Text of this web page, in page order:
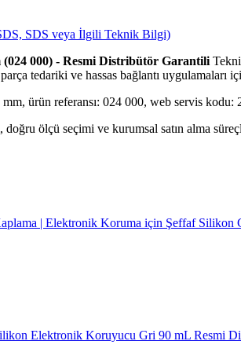
SDS veya İlgili Teknik Bilgi)
(024 000) - Resmi Distribütör Garantili
parça tedariki ve hassas bağlantı uygulamaları
ürün referansı: 024 000, web servis
ölçü seçimi ve kurumsal satın alma
| Elektronik Koruma için Şeffaf Silikon
Elektronik Koruyucu Gri 90 mL Resmi